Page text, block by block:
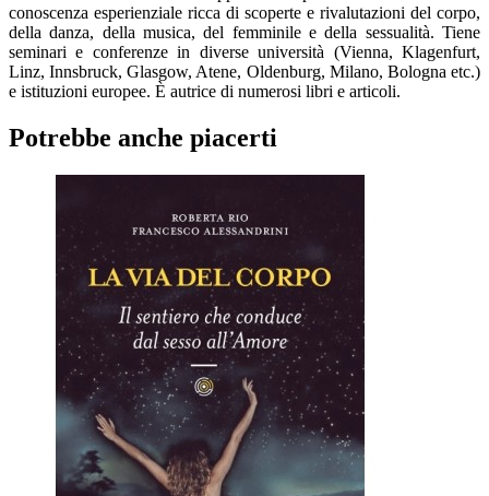
conoscenza esperienziale ricca di scoperte e rivalutazioni del corpo,
della danza, della musica, del femminile e della sessualità. Tiene
seminari e conferenze in diverse università (Vienna, Klagenfurt,
Linz, Innsbruck, Glasgow, Atene, Oldenburg, Milano, Bologna etc.)
e istituzioni europee. È autrice di numerosi libri e articoli.
Potrebbe anche piacerti